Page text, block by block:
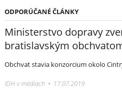
ODPORÚČANÉ ČLÁNKY
Ministerstvo dopravy
bratislavským
Obchvat stavia konzorcium okolo
IDH v médiach • 17.07.2019